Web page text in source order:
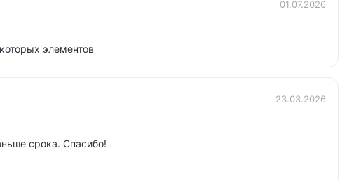
01.07.2026
элементов
23.03.2026
срока. Спасибо!